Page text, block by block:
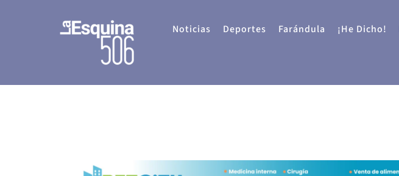
Noticias Deportes Farándula ¡He Dicho!